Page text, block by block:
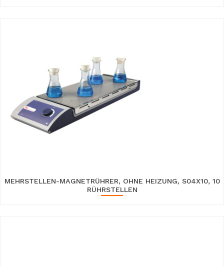
MEHRSTELLEN-MAGNETRÜHRER, OHNE HEIZUNG, S04X10, 10
RÜHRSTELLEN